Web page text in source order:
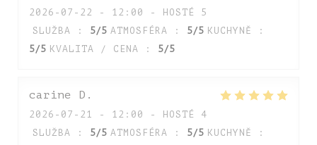
2026-07-22
- 12:00 - HOSTÉ 5
SLUŽBA : 5/5 ATMOSFÉRA : 5/5 KUCHYNĚ
:
5/5 KVALITA / CENA : 5/5
carine D
2026-07-21
- 12:00 - HOSTÉ 4
SLUŽBA : 5/5 ATMOSFÉRA : 5/5 KUCHYNĚ
: